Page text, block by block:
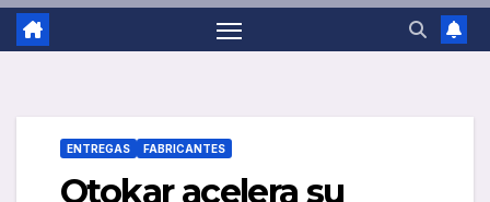
ENTREGAS FABRICANTES
Otokar acelera su